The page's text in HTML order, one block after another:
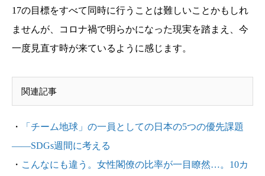
17の目標をすべて同時に行うことは難しいことかもしれ
ませんが、コロナ禍で明らかになった現実を踏まえ、今
一度見直す時が来ているように感じます。
関連記事
・
「チーム地球」の一員としての日本の5つの優先課題
――SDGs週間に考える
・ こんなにも違う。女性閣僚の比率が一目瞭然…。10カ